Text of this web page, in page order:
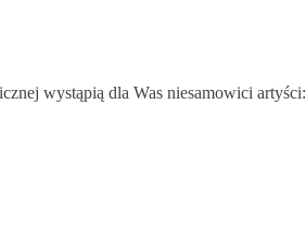
wystąpią dla Was niesamowici artyści: